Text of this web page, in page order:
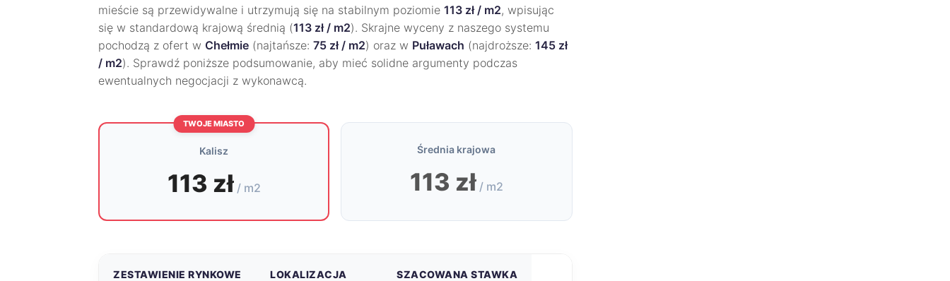
mieście są przewidywalne i utrzymują się na stabilnym poziomie 113 zł / m2, wpisując
się w standardową krajową średnią (113 zł / m2). Skrajne wyceny z naszego systemu
pochodzą z ofert w Chełmie (najtańsze: 75 zł / m2) oraz w Puławach (najdroższe: 145 zł
/ m2). Sprawdź poniższe podsumowanie, aby mieć solidne argumenty podczas
ewentualnych negocjacji z wykonawcą.
TWOJE MIASTO
Kalisz
113 zł / m2
Średnia krajowa
113 zł / m2
ZESTAWIENIE RYNKOWE LOKALIZACJA SZACOWANA STAWKA